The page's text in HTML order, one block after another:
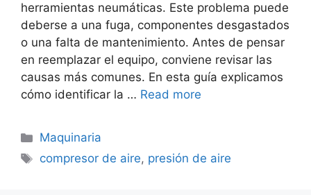
herramientas neumáticas. Este problema puede
deberse a una fuga, componentes desgastados
o una falta de mantenimiento. Antes de pensar
en reemplazar el equipo, conviene revisar las
causas más comunes. En esta guía explicamos
cómo identificar la … Read more
Categorías
Maquinaria
Etiquetas
compresor de aire, presión de aire